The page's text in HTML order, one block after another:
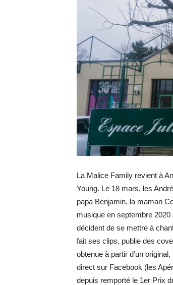
La Malice Family revient à
Young. Le 18 mars, les
papa Benjamin, la maman
musique en septembre
décident de se mettre à
fait ses clips, publie des
obtenue à partir d’un
direct sur Facebook (les
depuis remporté le 1er Prix